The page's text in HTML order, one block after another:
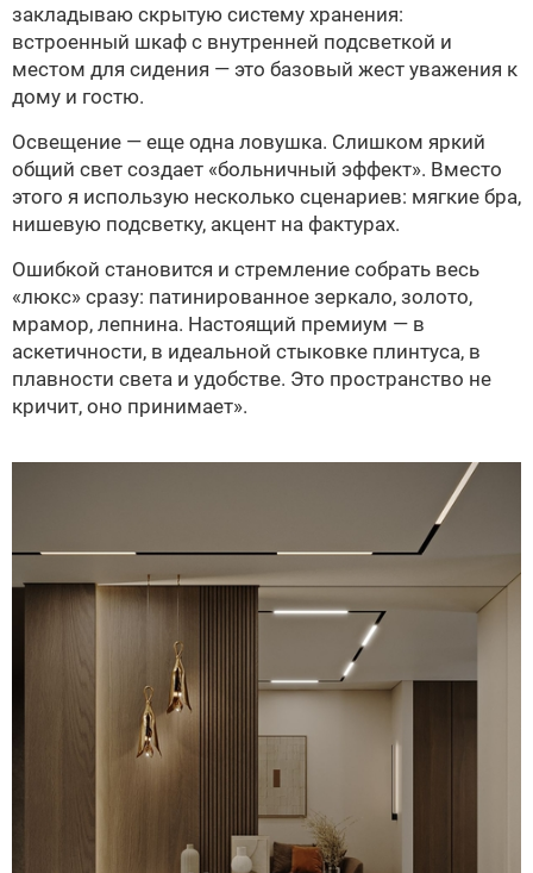
закладываю скрытую систему хранения:
встроенный шкаф с внутренней подсветкой и
местом для сидения — это базовый жест уважения к
дому и гостю.
Освещение — еще одна ловушка. Слишком яркий
общий свет создает «больничный эффект». Вместо
этого я использую несколько сценариев: мягкие бра,
нишевую подсветку, акцент на фактурах.
Ошибкой становится и стремление собрать весь
«люкс» сразу: патинированное зеркало, золото,
мрамор, лепнина. Настоящий премиум — в
аскетичности, в идеальной стыковке плинтуса, в
плавности света и удобстве. Это пространство не
кричит, оно принимает».